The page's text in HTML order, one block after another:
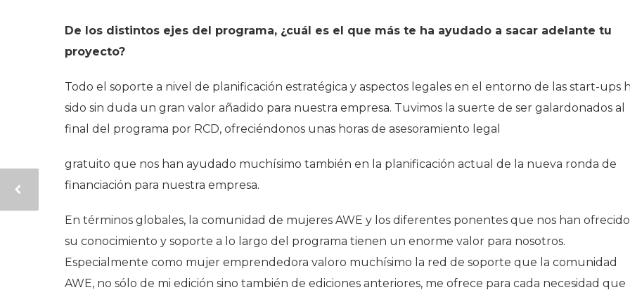
De los distintos ejes del programa, ¿cuál es el que más te ha ayudado a sacar adelante tu
proyecto?
Todo el soporte a nivel de planificación estratégica y aspectos legales en el entorno de las start-ups
sido sin duda un gran valor añadido para nuestra empresa. Tuvimos la suerte de ser galardonados al
final del programa por RCD, ofreciéndonos unas horas de asesoramiento legal
gratuito que nos han ayudado muchísimo también en la planificación actual de la nueva ronda de
financiación para nuestra empresa.
En términos globales, la comunidad de mujeres AWE y los diferentes ponentes que nos han ofrecido
su conocimiento y soporte a lo largo del programa tienen un enorme valor para nosotros.
Especialmente como mujer emprendedora valoro muchísimo la red de soporte que la comunidad
AWE, no sólo de mi edición sino también de ediciones anteriores, me ofrece para cada necesidad que